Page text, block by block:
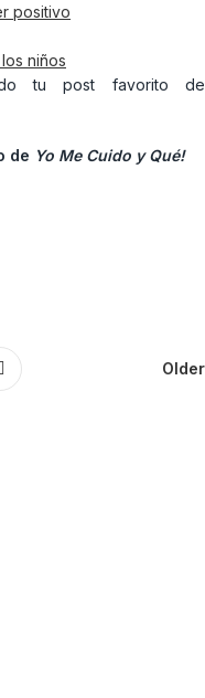
positivo
niños
tu post favorito de
de Yo Me Cuido y Qué!
Older